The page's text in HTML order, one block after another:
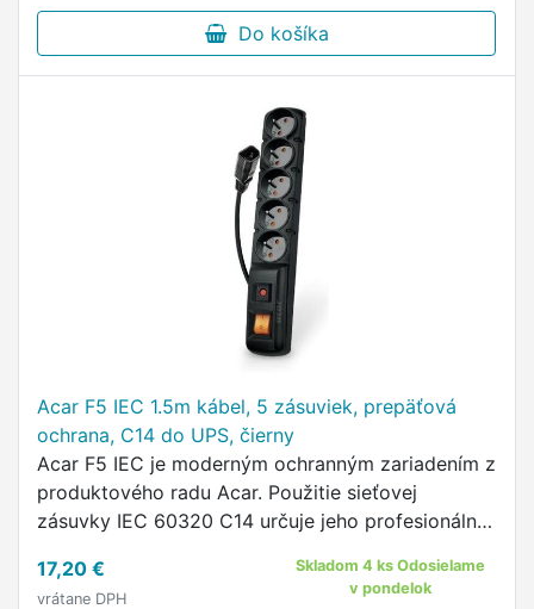
Do košíka
Acar F5 IEC 1.5m kábel, 5 zásuviek, prepäťová
ochrana, C14 do UPS, čierny
Acar F5 IEC je moderným ochranným zariadením z
produktového radu Acar. Použitie sieťovej
zásuvky IEC 60320 C14 určuje jeho profesionálne
produkt prakticky …
17,20 €
vrátane DPH
Skladom 4 ks Odosielame
v pondelok